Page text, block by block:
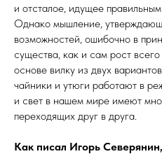
и отсталое, идущее
Однако мышление,
возможностей, ошибочно в
существа, как и сам рост
основе вилку из двух
чайники и утюги работают в
и свет в нашем мире имеют
переходящих друг в друга.
Как писал Игорь Северянин,